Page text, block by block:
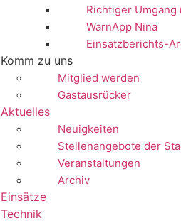
Richtiger
WarnApp Nina
Einsatzberichts-
Komm zu uns
Mitglied werden
Gastausrücker
Aktuelles
Neuigkeiten
Stellenangebote der
Veranstaltungen
Archiv
Einsätze
Technik